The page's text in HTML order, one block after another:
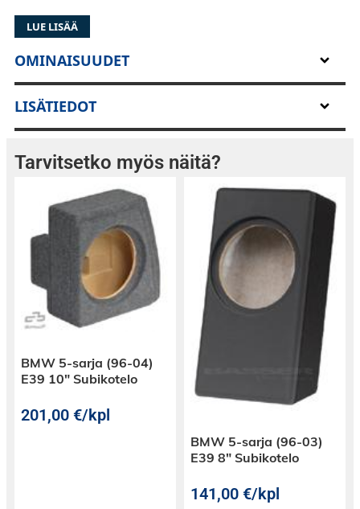
LUE LISÄÄ
OMINAISUUDET
LISÄTIEDOT
Tarvitsetko myös näitä?
BMW 5-sarja (96-04)
E39 10″ Subikotelo
201,00€/kpl
BMW 5-sarja (96-03)
E39 8″ Subikotelo
141,00€/kpl